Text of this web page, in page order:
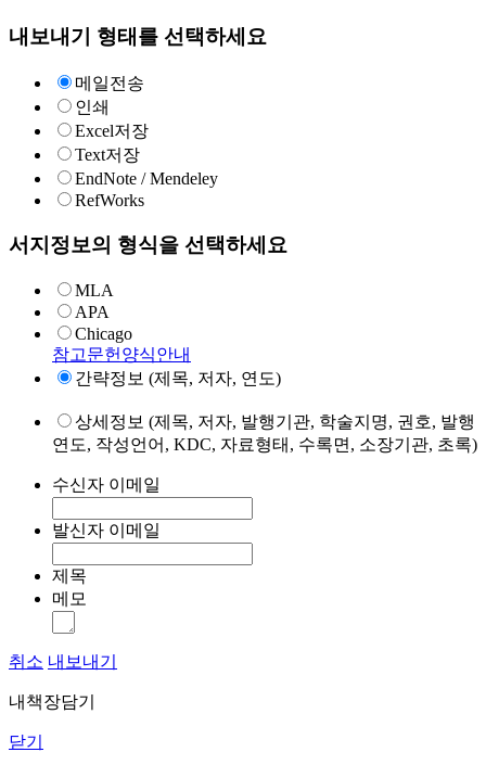
내보내기 형태를 선택하세요
메일전송
인쇄
Excel저장
Text저장
EndNote / Mendeley
RefWorks
서지정보의 형식을 선택하세요
MLA
APA
Chicago
참고문헌양식안내
간략정보 (제목, 저자, 연도)
상세정보 (제목, 저자, 발행기관, 학술지명, 권호, 발행
연도, 작성언어, KDC, 자료형태, 수록면, 소장기관, 초록)
수신자 이메일
발신자 이메일
제목
메모
취소 내보내기
내책장담기
닫기